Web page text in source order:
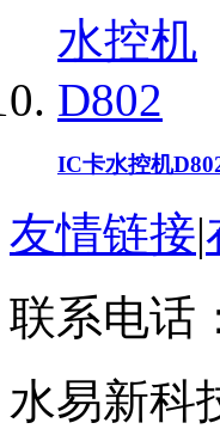
IC卡水控机
友情链接|
联系电话
水易新科